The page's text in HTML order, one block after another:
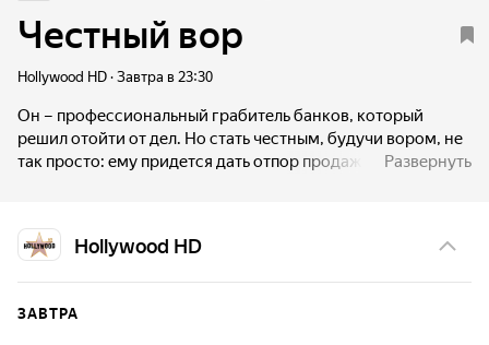
Честный вор
Hollywood HD · Завтра в 23:30
Он – профессиональный грабитель банков, который
решил отойти от дел. Но стать честным, будучи вором, не
так просто: ему придется дать отпор продажным копам,
Развернуть
Hollywood HD
ЗАВТРА